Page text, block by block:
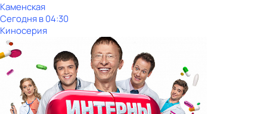
Каменская
Сегодня в 04:30
Киносерия